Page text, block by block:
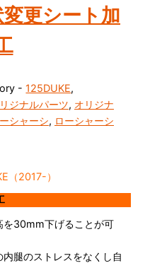
更シート加
-125DUKE,
ジナルパーツ, オリジナ
シャーシ, ローシャーシ
（2017-）
を30mm下げることが可
腿のストレスをなくし自